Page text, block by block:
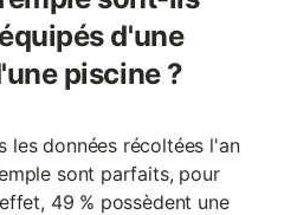
d'une
piscine ?
les données récoltées l'an
sont parfaits, pour
49 % possèdent une